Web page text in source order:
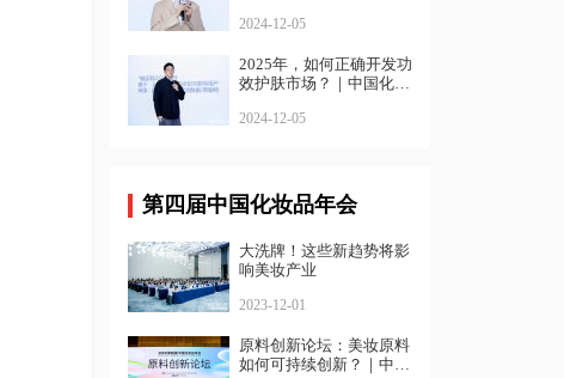
2024-12-05
2025年，如何正确开发功
效护肤市场？｜中国化妆
2024-12-05
第四届中国化妆品年会
大洗牌！这些新趋势将影
响美妆产业
2023-12-01
原料创新论坛：美妆原料
如何可持续创新？｜中国